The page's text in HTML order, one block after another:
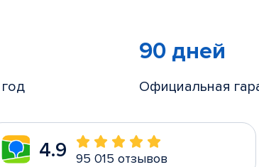
90 дней
Официальная
4.9 95 015 отзывов